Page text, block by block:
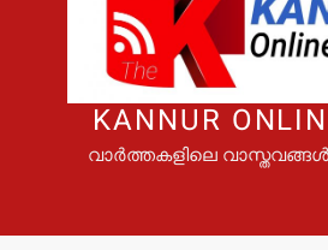
KANNUR
വാർത്തകളിലെ